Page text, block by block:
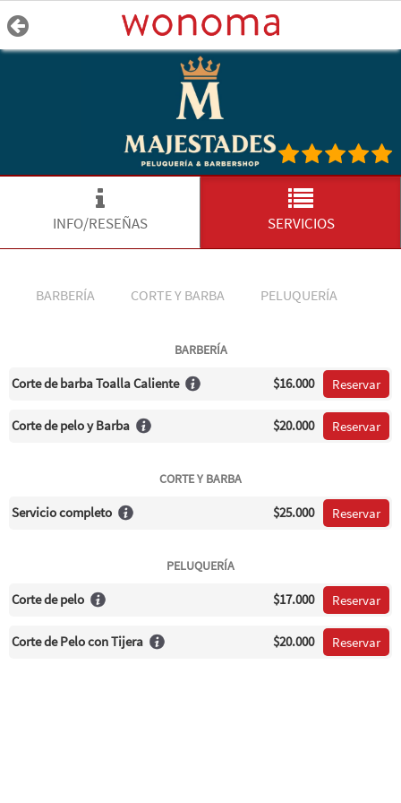
INFO/RESEÑAS SERVICIOS
BARBERÍA CORTE Y BARBA PELUQUERÍA
BARBERÍA
Corte de barba Toalla Caliente $16.000 Reservar
Corte de pelo y Barba $20.000 Reservar
CORTE Y BARBA
Servicio completo $25.000 Reservar
PELUQUERÍA
Corte de pelo $17.000 Reservar
Corte de Pelo con Tijera $20.000 Reservar